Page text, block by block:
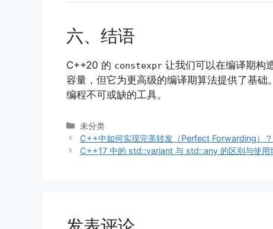
六、结语
C++20 的 constexpr 让我们可以在编译期构
容量，但它为更高级的编译期算法提供了基础
编程不可或缺的工具。
分
类
未分类
C++中如何实现完美转发（Perfect Forwarding）？
C++17 中的 std::variant 与 std::any 的区别与使用